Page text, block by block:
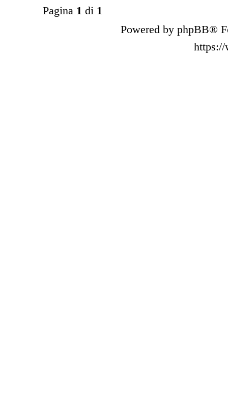
Pagina 1 di 1
Powered by phpBB®
https://